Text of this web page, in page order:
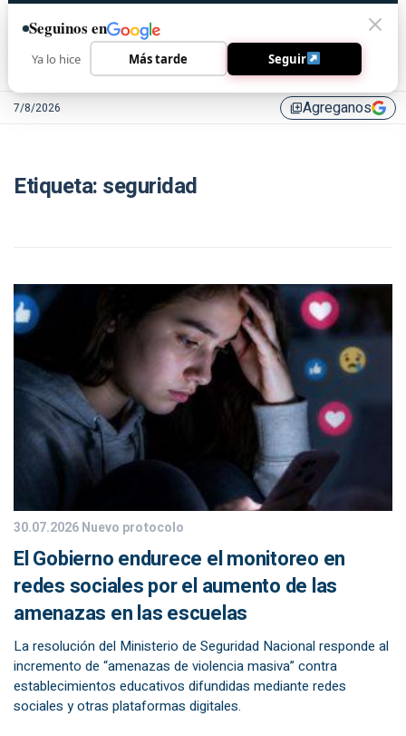
7/8/2026 library_addAgreganos
Etiqueta: seguridad
30.07.2026Nuevo protocolo
El Gobierno endurece el monitoreo en
redes sociales por el aumento de las
amenazas en las escuelas
La resolución del Ministerio de Seguridad Nacional responde al
incremento de “amenazas de violencia masiva” contra
establecimientos educativos difundidas mediante redes
sociales y otras plataformas digitales.
Seguinos en
Ya lo hice Más tarde Seguir